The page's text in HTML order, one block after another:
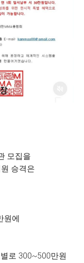
모집을
승격은
원에
로 300~500만원